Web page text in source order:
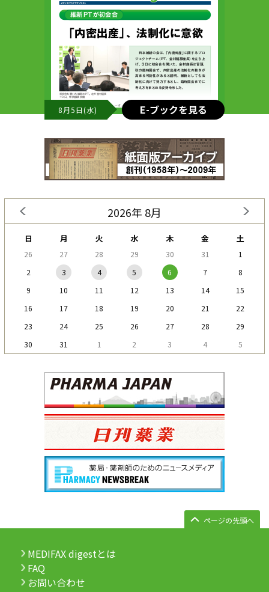
8月5日(水) E-ブックを見る
2026年 8月
日 月 火 水 木 金 土
26 27 28 29 30 31
1
2
3 4 5 6 7
8
9
10 11 12 13 14
15
16
17 18 19 20 21
22
23
24 25 26 27 28
29
30
31 1 2 3 4 5
ページの先頭へ
MEDIFAX digestとは
FAQ
お問い合わせ